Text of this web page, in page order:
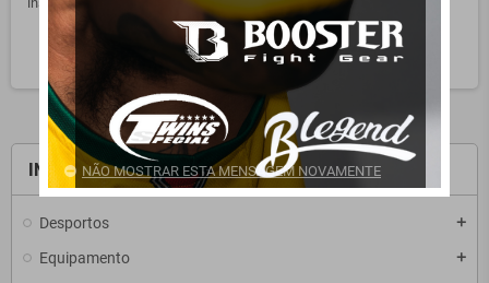
INÍCIO
Desportos add
Equipamento add
search
NÃO MOSTRAR ESTA MENSAGEM NOVAMENTE